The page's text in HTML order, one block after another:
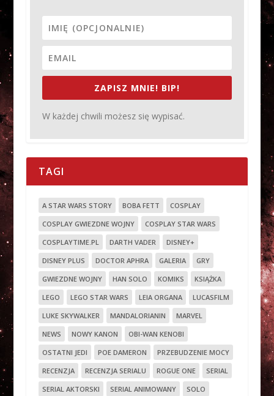
ZAPISZ MNIE! BIP!
W każdej chwili możesz się wypisać.
TAGI
A STAR WARS STORY BOBA FETT
COSPLAY
COSPLAY GWIEZDNE WOJNY
COSPLAY STAR WARS
COSPLAYTIME.PL
DARTH VADER
DISNEY+
DISNEY PLUS
DOCTOR APHRA GALERIA
GRY
GWIEZDNE WOJNY
HAN SOLO KOMIKS
KSIĄŻKA
LEGO
LEGO STAR WARS LEIA ORGANA
LUCASFILM
LUKE SKYWALKER
MANDALORIANIN
MARVEL
NEWS
NOWY KANON
OBI-WAN KENOBI
OSTATNI JEDI
POE DAMERON
PRZEBUDZENIE MOCY
RECENZJA
RECENZJA SERIALU ROGUE ONE
SERIAL
SERIAL AKTORSKI
SERIAL ANIMOWANY SOLO